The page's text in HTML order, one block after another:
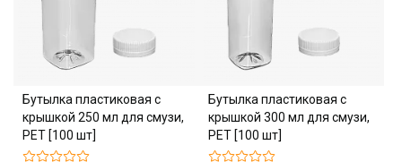
Бутылка пластиковая с
крышкой 250 мл для смузи,
PET [100 шт]
Бутылка пластиковая с
крышкой 300 мл для смузи,
PET [100 шт]